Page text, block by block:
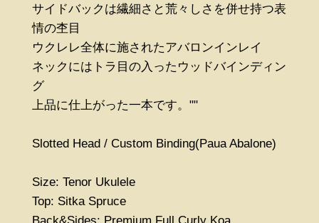
サイドバックは繊細さと荒々しさを併せ持つ表
情の杢目
ウクレレ全体に施されたアバロンインレイ
ネックにはトラ目の入ったウッドバインディン
グ
上品に仕上がった一本です。""
Slotted Head / Custom Binding(Paua Abalone)
Size: Tenor Ukulele
Top: Sitka Spruce
Back&Sides: Premium Full Curly Koa